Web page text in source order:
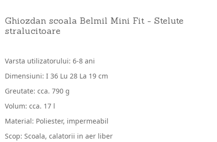
Ghiozdan scoala Belmil Mini Fit - Stelute
stralucitoare
Varsta utilizatorului: 6-8 ani
Dimensiuni: I 36 Lu 28 La 19 cm
Greutate: cca. 790 g
Volum: cca. 17 l
Material: Poliester, impermeabil
Scop: Scoala, calatorii in aer liber